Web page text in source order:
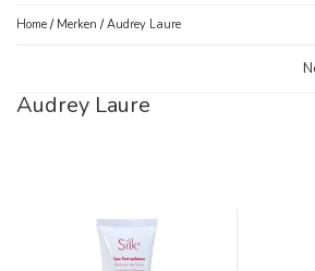
Home / Merken /Audrey Laure
Audrey Laure